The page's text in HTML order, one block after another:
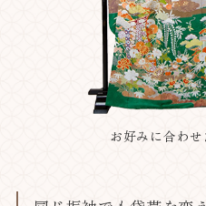
お好みに合わ